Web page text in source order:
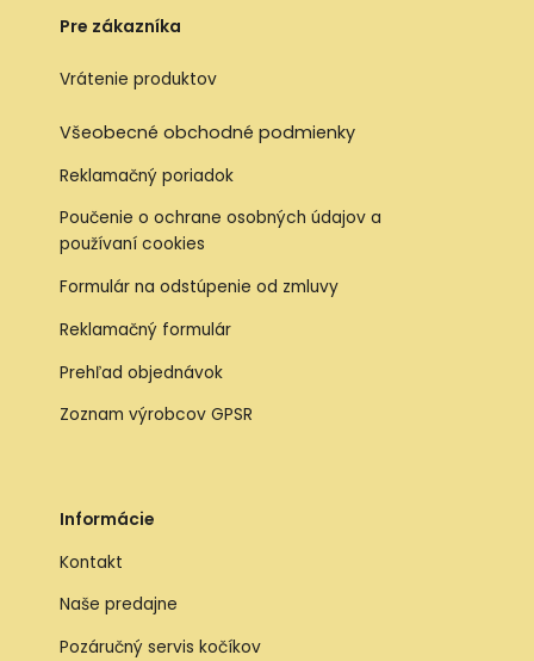
Pre zákazníka
Vrátenie produktov
Všeobecné obchodné podmienky
Reklamačný poriadok
Poučenie o ochrane osobných údajov a
používaní cookies
Formulár na odstúpenie od zmluvy
Reklamačný formulár
Prehľad objednávok
Zoznam výrobcov GPSR
Informácie
Kontakt
Naše predajne
Pozáručný servis kočíkov